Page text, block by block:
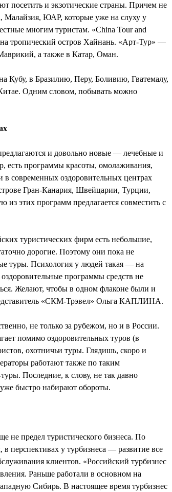
посетить и экзотические страны. Причем не
Малайзия, ЮАР, которые уже на слуху у
многим туристам. «China Tour and
тропический остров Хайнань. «Арт-Тур» —
а также в Катар, Оман.
Кубу, в Бразилию, Перу, Боливию, Гватемалу,
Одним словом, побывать можно
и довольно новые — лечебные и
есть программы красоты, омолаживания,
в современных оздоровительных центрах
Гран-Канария, Швейцарии, Турции,
этих программ предлагается совместить с
туристических фирм есть небольшие,
дорогие. Поэтому они пока не
туры. Психология у людей такая — на
программы средств не
Желают, чтобы в одном флаконе были и
«СКМ-Трэвел» Ольга КАПЛИНА.
не только за рубежом, но и в России.
помимо оздоровительных туров (в
охотничьи туры. Глядишь, скоро и
работают также по таким
Последние, к слову, не так давно
быстро набирают обороты.
не предел туристического бизнеса. По
перспективах у турбизнеса — развитие все
клиентов. «Российский турбизнес
Раньше работали в основном на
Сибирь. В настоящее время турбизнес